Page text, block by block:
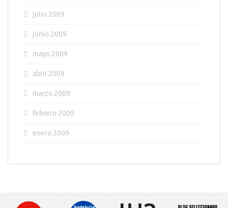
julio 2009
junio 2009
mayo 2009
abril 2009
marzo 2009
febrero 2009
enero 2009